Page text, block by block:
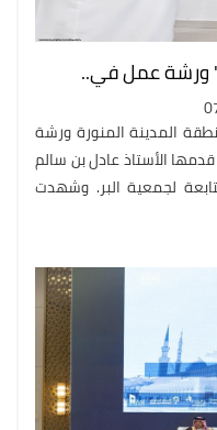
ورشة عمل في..
المدينة المنورة ورشة
الأستاذ عادل بن سالم
لجمعية البر. وشهدت